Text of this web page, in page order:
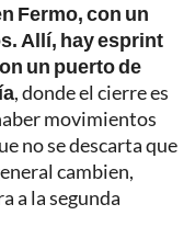
Fermo, con un
Allí, hay esprint
un puerto de
, donde el cierre es
movimientos
no se descarta que
cambien,
a la segunda